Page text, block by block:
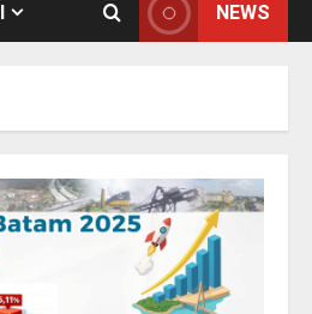
NEWS